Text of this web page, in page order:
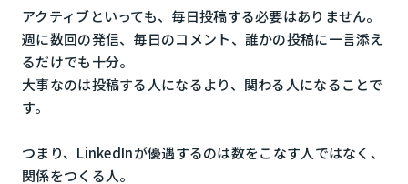
アクティブといっても、毎日投稿する必要はありません。
週に数回の発信、毎日のコメント、誰かの投稿に一言添え
るだけでも十分。
大事なのは投稿する人になるより、関わる人になることで
す。
つまり、LinkedInが優遇するのは数をこなす人ではなく、
関係をつくる人。